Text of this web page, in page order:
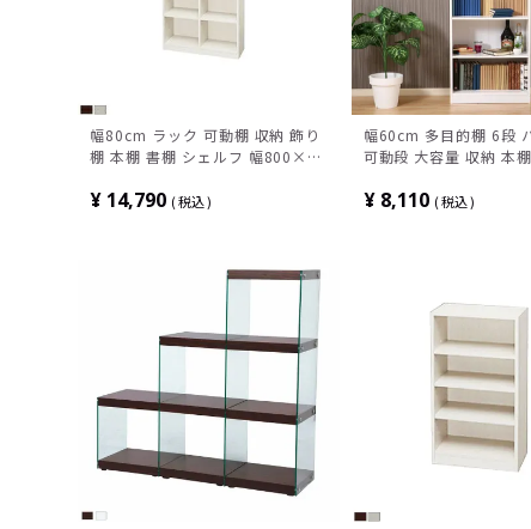
幅80cm ラック 可動棚 収納 飾り
棚 本棚 書棚 シェルフ 幅800×奥
¥ 14,790 税込
幅60cm 多目的棚 6段
可動段 大容量 収納 本
¥ 8,110 税込